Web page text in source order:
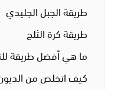
طريقة الجبل الجليدي
طريقة كرة الثلج
ما هي أفضل طريقة
كيف اتخلص من